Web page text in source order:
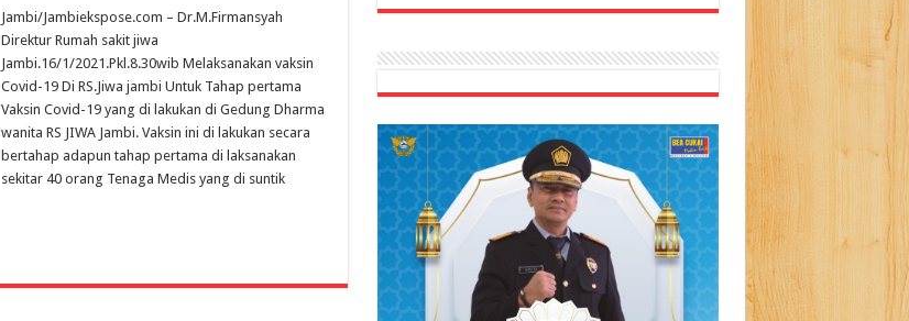
Jambi/Jambiekspose.com – Dr.M.Firmansyah
Direktur Rumah sakit jiwa
Jambi.16/1/2021.Pkl.8.30wib Melaksanakan vaksin
Covid-19 Di RS.Jiwa jambi Untuk Tahap pertama
Vaksin Covid-19 yang di lakukan di Gedung Dharma
wanita RS JIWA Jambi. Vaksin ini di lakukan secara
bertahap adapun tahap pertama di laksanakan
sekitar 40 orang Tenaga Medis yang di suntik